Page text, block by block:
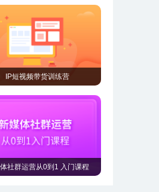
IP短视频带货训练营
社群运营从0到1 入门课程